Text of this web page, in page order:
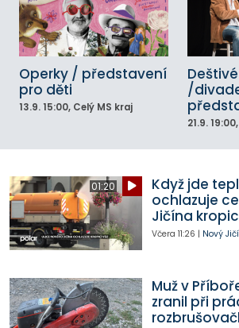
Operky / představení
pro děti
13.9. 15:00, Celý MS kraj
/
21.9. 19:00
01:20
Když jde
ochlazuje
Jičína
Včera 11:26 | Nový
Muž v
zranil při